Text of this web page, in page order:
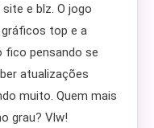
e blz. O jogo
gráficos top e a
fico pensando se
atualizações
muito. Quem mais
grau? Vlw!